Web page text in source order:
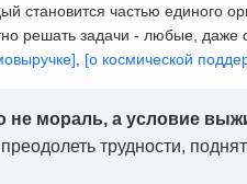
становится частью единого
решать задачи - любые,
[о космической
не мораль, а условие
трудности,